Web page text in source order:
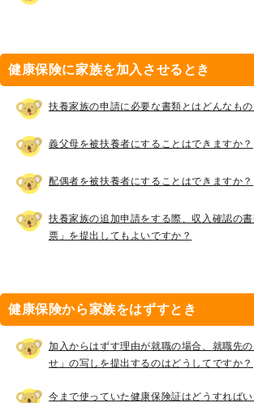
健康保険に家族を加入させるとき
扶養家族の申請に必要な書類とはどんなもの
義父母を被扶養者にすることはできますか？
配偶者を被扶養者にすることはできますか？
扶養家族の追加申請をする際、収入確認の
票」を提出してもよいですか？
健康保険から家族をはずすとき
加入からはずす理由が就職の場合、就職先
せ」の写しを提出するのはどうしてですか？
今まで使っていた健康保険証はどうすればい